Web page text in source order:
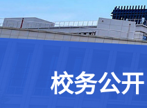
校务公开